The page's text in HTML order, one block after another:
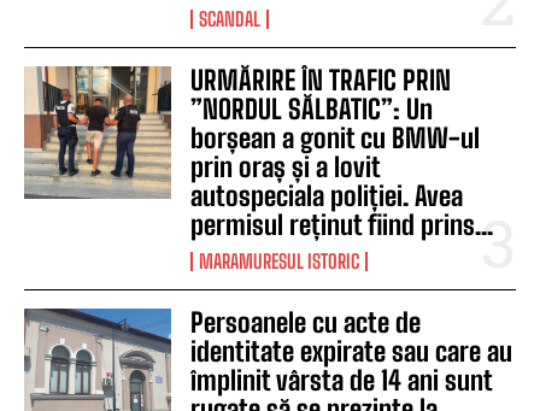
SCANDAL
URMĂRIRE ÎN TRAFIC PRIN
”NORDUL SĂLBATIC”: Un
borșean a gonit cu BMW-ul
prin oraș și a lovit
autospeciala poliției. Avea
permisul reținut fiind prins...
MARAMURESUL ISTORIC
Persoanele cu acte de
identitate expirate sau care au
împlinit vârsta de 14 ani sunt